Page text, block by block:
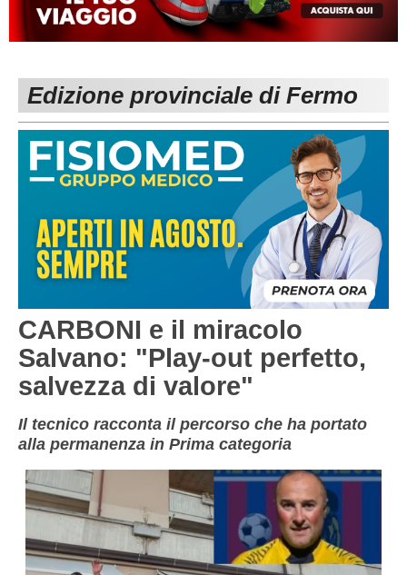
MACERATA
Carica la tua Rosa
ECCELLENZA
1^ CATEGORIA
2^ CATEGORIA
3^ CATEGORIA
REGIONALI
Edizione provinciale di Fermo
CARBONI e il miracolo
Salvano: "Play-out perfetto,
salvezza di valore"
Il tecnico racconta il percorso che ha portato
alla permanenza in Prima categoria